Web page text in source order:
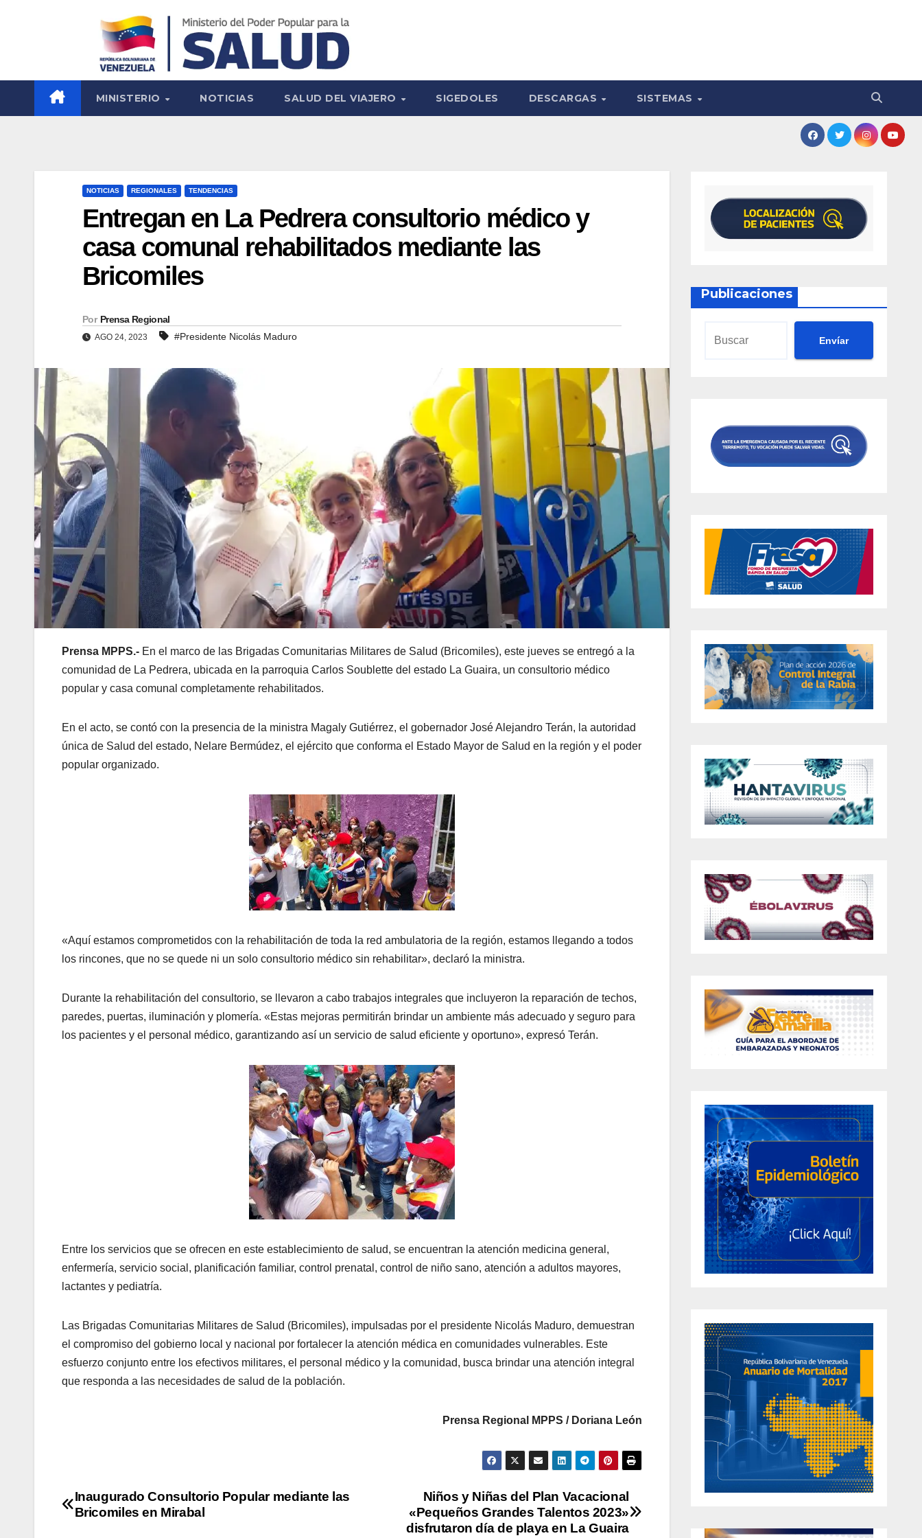
MINISTERIO NOTICIAS SALUD DEL VIAJERO SIGEDOLES DESCARGAS SISTEMAS
NOTICIAS REGIONALES TENDENCIAS
Entregan en La Pedrera consultorio médico y
casa comunal rehabilitados mediante las
Bricomiles
Por Prensa Regional
AGO 24, 2023 #Presidente Nicolás Maduro
Prensa MPPS.- En el marco de las Brigadas Comunitarias Militares de Salud (Bricomiles), este jueves se entregó a la
comunidad de La Pedrera, ubicada en la parroquia Carlos Soublette del estado La Guaira, un consultorio médico
popular y casa comunal completamente rehabilitados.
En el acto, se contó con la presencia de la ministra Magaly Gutiérrez, el gobernador José Alejandro Terán, la autoridad
única de Salud del estado, Nelare Bermúdez, el ejército que conforma el Estado Mayor de Salud en la región y el poder
popular organizado.
«Aquí estamos comprometidos con la rehabilitación de toda la red ambulatoria de la región, estamos llegando a todos
los rincones, que no se quede ni un solo consultorio médico sin rehabilitar», declaró la ministra.
Durante la rehabilitación del consultorio, se llevaron a cabo trabajos integrales que incluyeron la reparación de techos,
paredes, puertas, iluminación y plomería. «Estas mejoras permitirán brindar un ambiente más adecuado y seguro para
los pacientes y el personal médico, garantizando así un servicio de salud eficiente y oportuno», expresó Terán.
Entre los servicios que se ofrecen en este establecimiento de salud, se encuentran la atención medicina general,
enfermería, servicio social, planificación familiar, control prenatal, control de niño sano, atención a adultos mayores,
lactantes y pediatría.
Las Brigadas Comunitarias Militares de Salud (Bricomiles), impulsadas por el presidente Nicolás Maduro, demuestran
el compromiso del gobierno local y nacional por fortalecer la atención médica en comunidades vulnerables. Este
esfuerzo conjunto entre los efectivos militares, el personal médico y la comunidad, busca brindar una atención integral
que responda a las necesidades de salud de la población.
Prensa Regional MPPS / Doriana León
Niños y Niñas del Plan Vacacional
«Pequeños Grandes Talentos 2023»
disfrutaron día de playa en La Guaira
Inaugurado Consultorio Popular mediante las
Bricomiles en Mirabal
Publicaciones
Envíar